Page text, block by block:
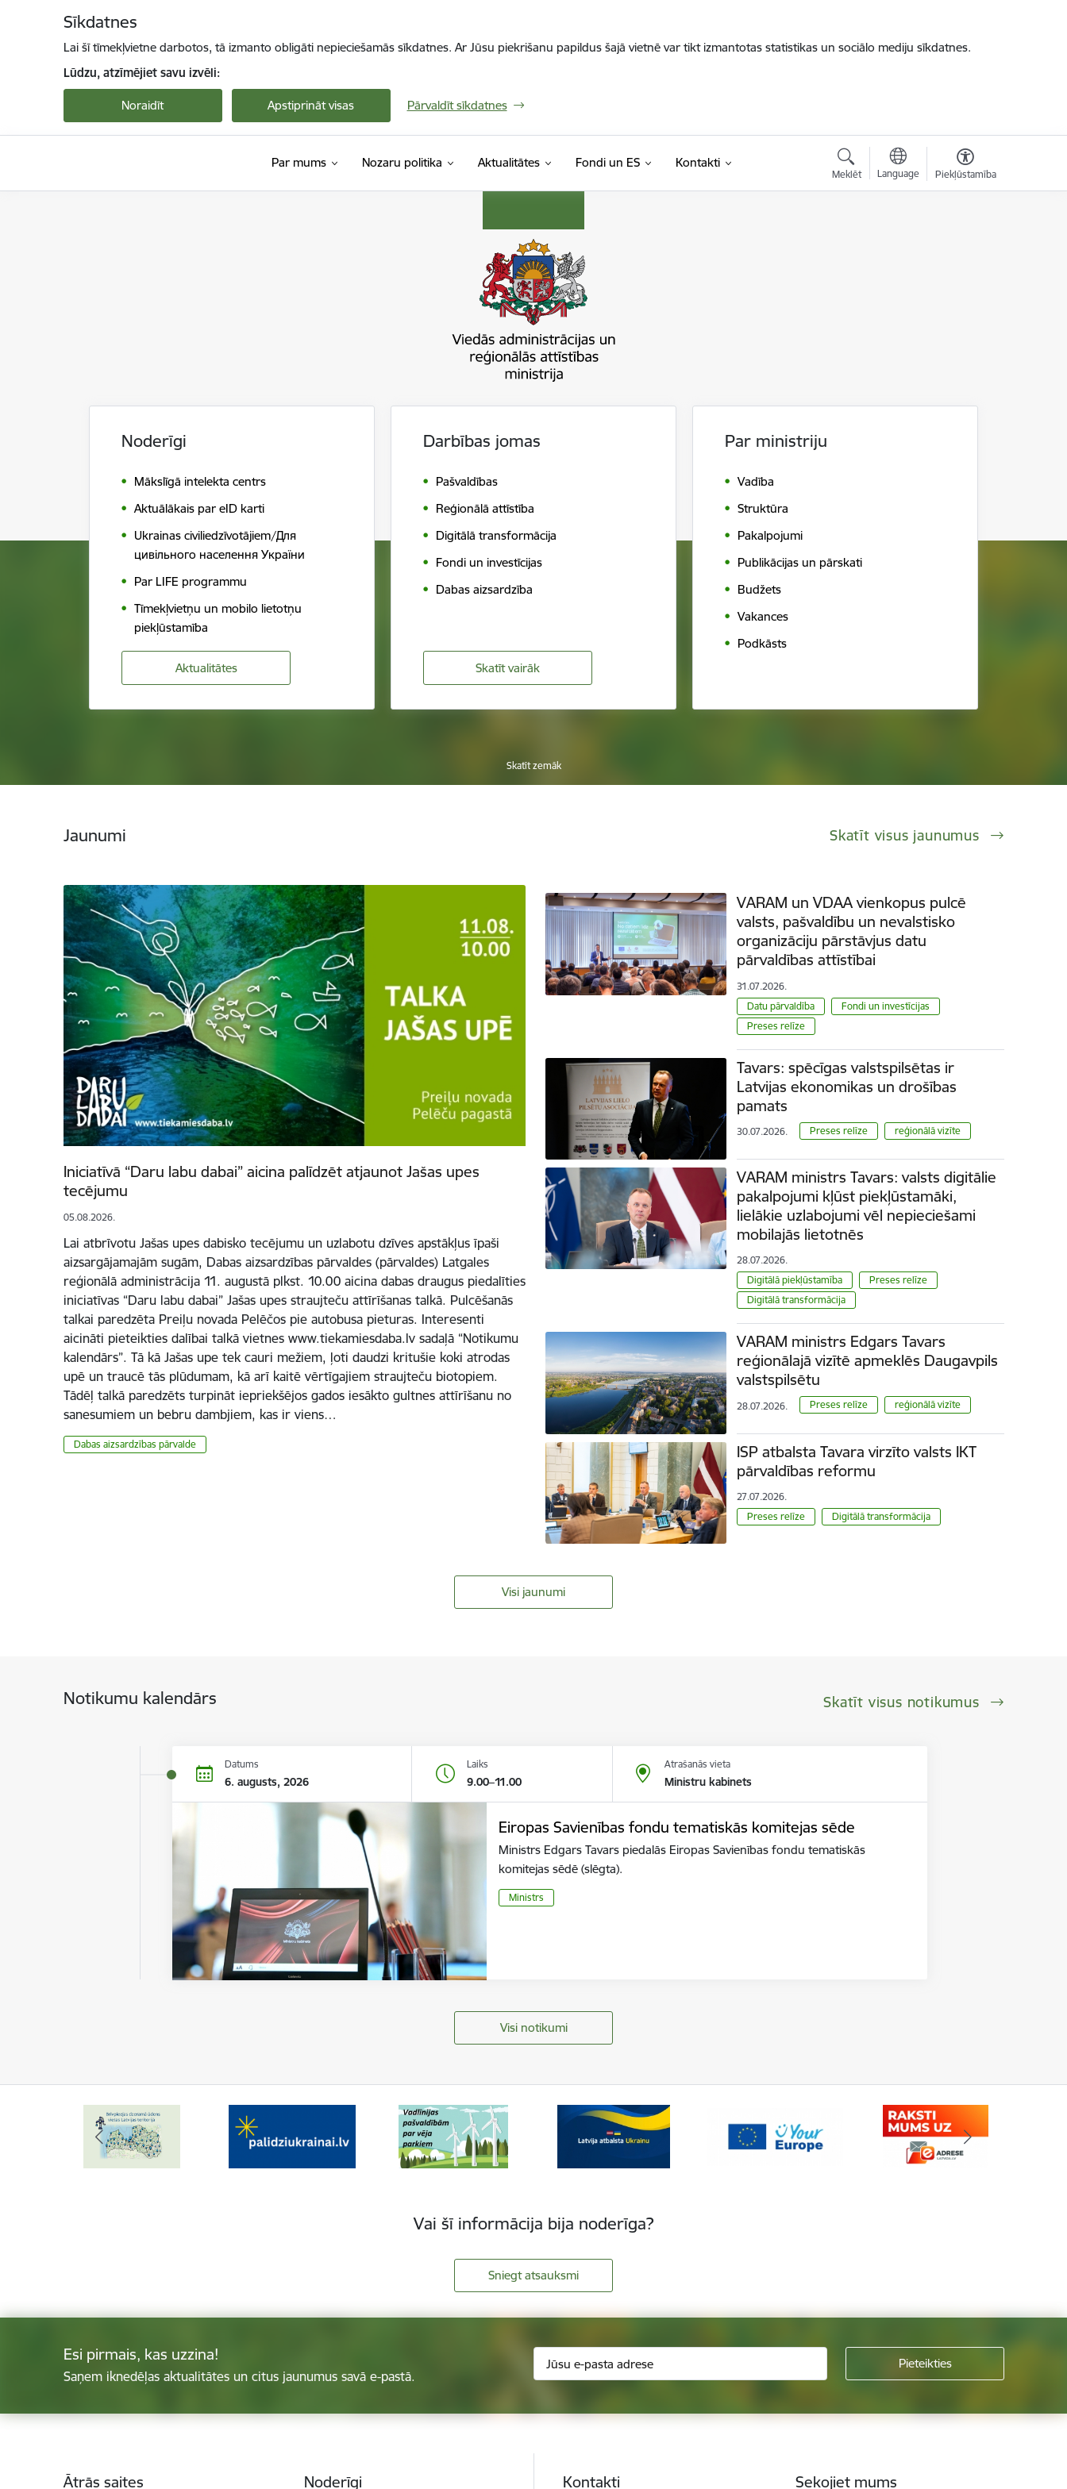
Sīkdatnes
Lai šī tīmekļvietne darbotos, tā izmanto obligāti nepieciešamās sīkdatnes. Ar Jūsu piekrišanu papildus šajā vietnē var tikt izmantotas statistikas un sociālo mediju sīkdatnes.
Lūdzu, atzīmējiet savu izvēli:
Noraidīt Apstiprināt visas Pārvaldīt sīkdatnes
Par mums Nozaru politika Aktualitātes Fondi un ES Kontakti
Meklēt Language Piekļūstamība
Noderīgi
Mākslīgā intelekta centrs
Aktuālākais par eID karti
Ukrainas civiliedzīvotājiem/Для
цивільного населення України
Par LIFE programmu
Tīmekļvietņu un mobilo lietotņu
piekļūstamība
Aktualitātes
Darbības jomas
Pašvaldības
Reģionālā attīstība
Digitālā transformācija
Fondi un investīcijas
Dabas aizsardzība
Skatīt vairāk
Par ministriju
Vadība
Struktūra
Pakalpojumi
Publikācijas un pārskati
Budžets
Vakances
Podkāsts
Skatīt zemāk
Jaunumi Skatīt visus jaunumus
Iniciatīvā “Daru labu dabai” aicina palīdzēt atjaunot Jašas upes
tecējumu
05.08.2026.
Lai atbrīvotu Jašas upes dabisko tecējumu un uzlabotu dzīves apstākļus īpaši
aizsargājamajām sugām, Dabas aizsardzības pārvaldes (pārvaldes) Latgales
reģionālā administrācija 11. augustā plkst. 10.00 aicina dabas draugus piedalīties
iniciatīvas “Daru labu dabai” Jašas upes straujteču attīrīšanas talkā. Pulcēšanās
talkai paredzēta Preiļu novada Pelēčos pie autobusa pieturas. Interesenti
aicināti pieteikties dalībai talkā vietnes www.tiekamiesdaba.lv sadaļā “Notikumu
kalendārs”. Tā kā Jašas upe tek cauri mežiem, ļoti daudzi kritušie koki atrodas
upē un traucē tās plūdumam, kā arī kaitē vērtīgajiem straujteču biotopiem.
Tādēļ talkā paredzēts turpināt iepriekšējos gados iesākto gultnes attīrīšanu no
sanesumiem un bebru dambjiem, kas ir viens…
​​​​​​​Dabas aizsardzības pārvalde
VARAM un VDAA vienkopus pulcē
valsts, pašvaldību un nevalstisko
organizāciju pārstāvjus datu
pārvaldības attīstībai
31.07.2026.
Datu pārvaldība
Fondi un investīcijas
Preses relīze
Tavars: spēcīgas valstspilsētas ir
Latvijas ekonomikas un drošības
pamats
30.07.2026. Preses relīze reģionālā vizīte
VARAM ministrs Tavars: valsts digitālie
pakalpojumi kļūst piekļūstamāki,
lielākie uzlabojumi vēl nepieciešami
mobilajās lietotnēs
28.07.2026.
Digitālā piekļūstamība
Preses relīze
Digitālā transformācija
VARAM ministrs Edgars Tavars
reģionālajā vizītē apmeklēs Daugavpils
valstspilsētu
28.07.2026. Preses relīze reģionālā vizīte
ISP atbalsta Tavara virzīto valsts IKT
pārvaldības reformu
27.07.2026.
Preses relīze
Digitālā transformācija
Visi jaunumi
Notikumu kalendārs Skatīt visus notikumus
Datums
6. augusts, 2026
Laiks
9.00–11.00
Atrašanās vieta
Ministru kabinets
Eiropas Savienības fondu tematiskās komitejas sēde
Ministrs Edgars Tavars piedalās Eiropas Savienības fondu tematiskās
komitejas sēdē (slēgta).
Ministrs
Visi notikumi
Vai šī informācija bija noderīga?
Sniegt atsauksmi
Esi pirmais, kas uzzina!
Saņem iknedēļas aktualitātes un citus jaunumus savā e-pastā.
Ātrās saites Noderīgi Kontakti Sekojiet mums